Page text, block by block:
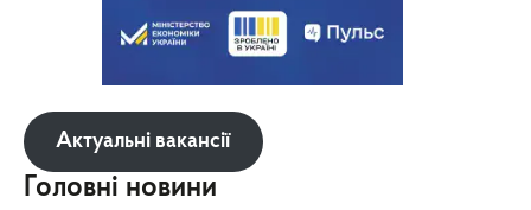
Актуальні вакансії
Головні новини